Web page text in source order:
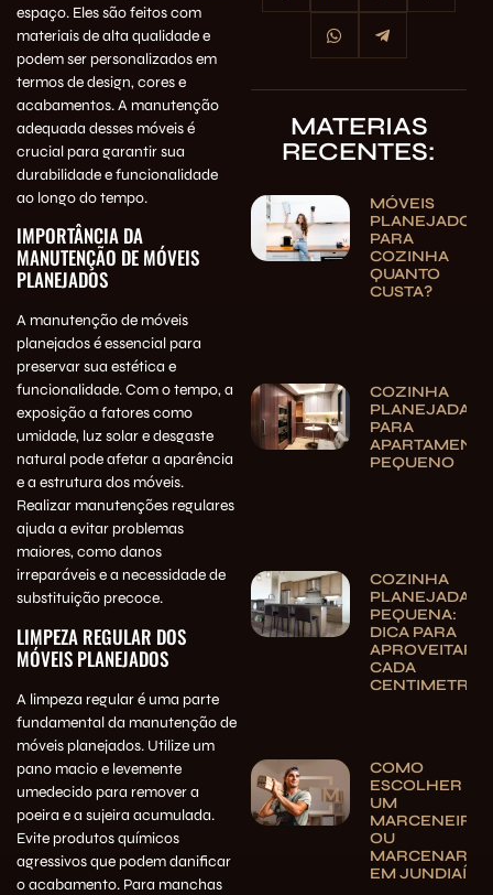
espaço. Eles são feitos com
materiais de alta qualidade e
podem ser personalizados em
termos de design, cores e
acabamentos. A manutenção
adequada desses móveis é
crucial para garantir sua
durabilidade e funcionalidade
ao longo do tempo.
IMPORTÂNCIA DA
MANUTENÇÃO DE MÓVEIS
PLANEJADOS
A manutenção de móveis
planejados é essencial para
preservar sua estética e
funcionalidade. Com o tempo, a
exposição a fatores como
umidade, luz solar e desgaste
natural pode afetar a aparência
e a estrutura dos móveis.
Realizar manutenções regulares
ajuda a evitar problemas
maiores, como danos
irreparáveis e a necessidade de
substituição precoce.
LIMPEZA REGULAR DOS
MÓVEIS PLANEJADOS
A limpeza regular é uma parte
fundamental da manutenção de
móveis planejados. Utilize um
pano macio e levemente
umedecido para remover a
poeira e a sujeira acumulada.
Evite produtos químicos
agressivos que podem danificar
o acabamento. Para manchas
MATERIAS
RECENTES:
MÓVEIS
PLANEJADOS
PARA
COZINHA
QUANTO
CUSTA?
COZINHA
PLANEJADA
PARA
PEQUENO
COZINHA
PLANEJADA
PEQUENA:
DICA PARA
APROVEITAR
CADA
CENTIMETRO
COMO
ESCOLHER
UM
MARCENEIRO
OU
MARCENARIA
EM JUNDIAÍ